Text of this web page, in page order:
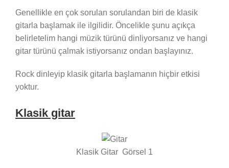
Genellikle en çok sorulan sorulandan biri de klasik
gitarla başlamak ile ilgilidir. Öncelikle şunu açıkça
belirletelim hangi müzik türünü dinliyorsanız ve hangi
gitar türünü çalmak istiyorsanız ondan başlayınız.
Rock dinleyip klasik gitarla başlamanın hiçbir etkisi
yoktur.
Klasik gitar
Klasik Gitar Görsel 1